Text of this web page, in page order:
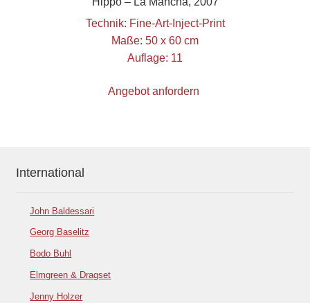
Technik: Fine-Art-Inject-Print
Maße: 50 x 60 cm
Auflage: 11
Angebot anfordern
International
John Baldessari
Georg Baselitz
Bodo Buhl
Elmgreen & Dragset
Jenny Holzer